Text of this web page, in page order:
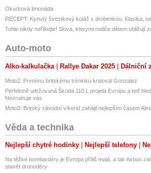
Okurková limonáda
RECEPT: Kynutý švestkový koláč s drobenkou. Klasika,
Tohle nikdy neříkejte! Slova, kterými rodiče dětem ubližují
Auto-moto
Alko-kalkulačka Rallye Dakar 2025 Dálniční
Moto2: Prvnímu britskému tréninku kraloval Gonzalez
Perfektně udržovaná Škoda 110 L projela Evropu a teď
Nezruinuje vás
Moto3: Britský závodní víkend zahájil nejlepším časem
Věda a technika
Nejlepší chytré hodinky Nejlepší telefony
Na těžké bombardéry je Evropa příliš malá, a tak Airbus
stavět dronodéry